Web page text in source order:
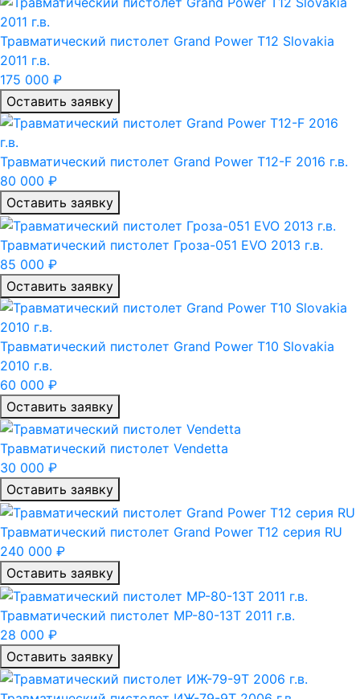
Травматический пистолет Grand Power T12 Slovakia
2011 г.в.
175 000 ₽
Оставить заявку
Травматический пистолет Grand Power T12-F 2016 г.в.
80 000 ₽
Оставить заявку
Травматический пистолет Гроза-051 EVO 2013 г.в.
85 000 ₽
Оставить заявку
Травматический пистолет Grand Power T10 Slovakia
2010 г.в.
60 000 ₽
Оставить заявку
Травматический пистолет Vendetta
30 000 ₽
Оставить заявку
Травматический пистолет Grand Power T12 серия RU
240 000 ₽
Оставить заявку
Травматический пистолет МР-80-13Т 2011 г.в.
28 000 ₽
Оставить заявку